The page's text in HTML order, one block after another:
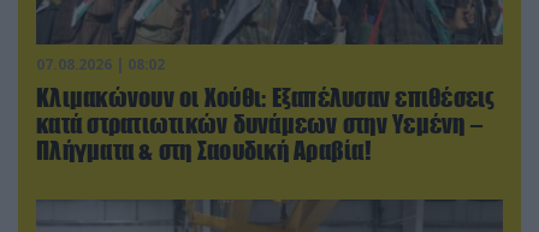
07.08.2026 | 08:02
Κλιμακώνουν οι Χούθι: Eξαπέλυσαν επιθέσεις
κατά στρατιωτικών δυνάμεων στην Υεμένη –
Πλήγματα & στη Σαουδική Αραβία!